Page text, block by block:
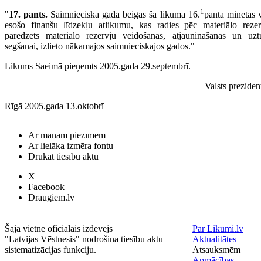
"17. pants. Saimnieciskā gada beigās šā likuma 16.1pantā minētās
esošo finanšu līdzekļu atlikumu, kas radies pēc materiālo
paredzēts materiālo rezervju veidošanas, atjaunināšanas un
segšanai, izlieto nākamajos saim­nieciskajos gados."
Likums Saeimā pieņemts 2005.gada 29.septembrī.
Valsts
Rīgā 2005.gada 13.oktobrī
Ar manām piezīmēm
Ar lielāka izmēra fontu
Drukāt tiesību aktu
X
Facebook
Draugiem.lv
Šajā vietnē oficiālais izdevējs
"Latvijas Vēstnesis" nodrošina tiesību aktu
sistematizācijas funkciju.
Par Likumi.lv
Aktualitātes
Atsauksmēm